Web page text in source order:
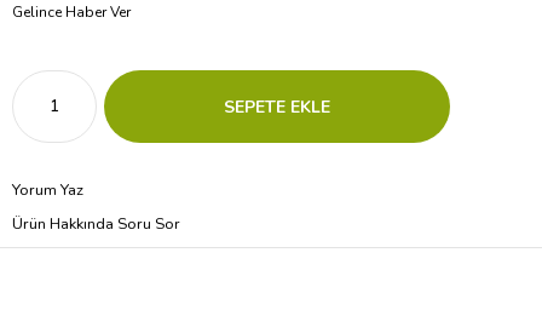
Gelince Haber Ver
Yorum Yaz
Ürün Hakkında Soru Sor